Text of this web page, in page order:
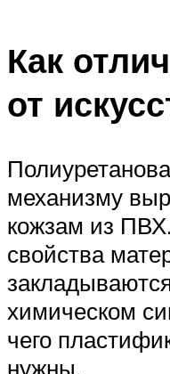
Как
от
механизму
кожзам из
свойства
химическом
чего
нужны.